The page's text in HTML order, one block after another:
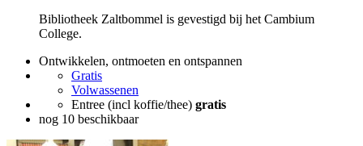
Bibliotheek Zaltbommel is gevestigd bij het Cambium
College.
Ontwikkelen, ontmoeten en ontspannen
Gratis
Volwassenen
Entree (incl koffie/thee) gratis
nog 10 beschikbaar